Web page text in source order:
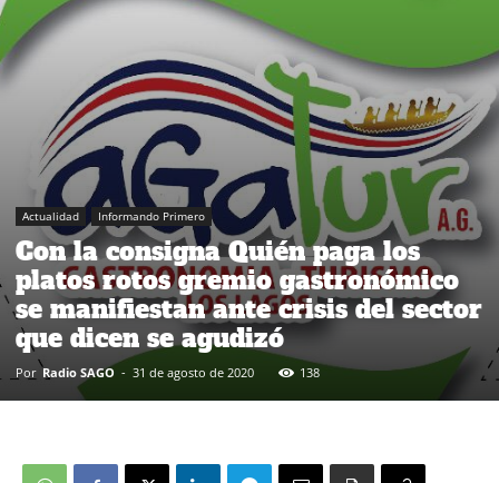
Actualidad Informando Primero
Con la consigna Quién paga los
platos rotos gremio gastronómico
se manifiestan ante crisis del sector
que dicen se agudizó
Por Radio SAGO - 31 de agosto de 2020 138